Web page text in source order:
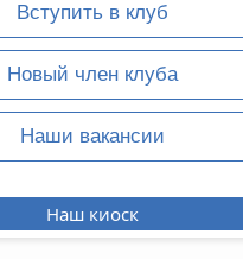
Вступить в клуб
Новый член клуба
Наши вакансии
Наш киоск